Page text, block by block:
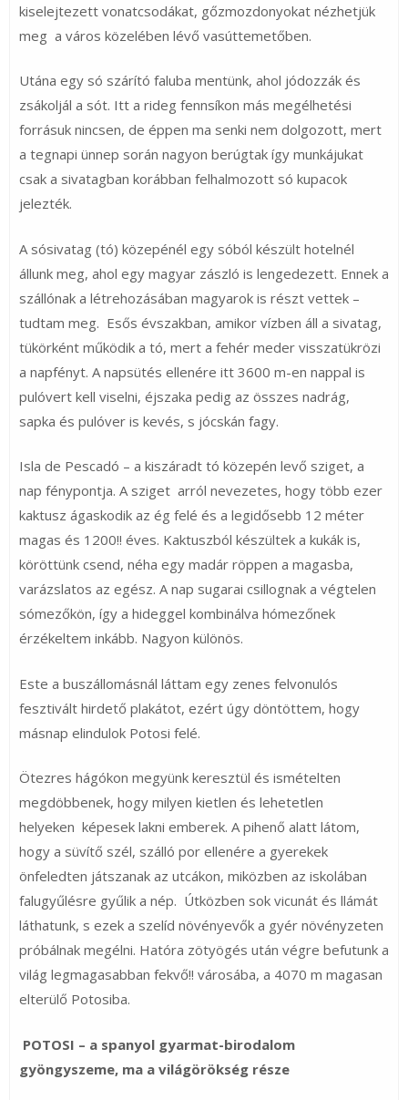
kiselejtezett vonatcsodákat, gőzmozdonyokat nézhetjük
meg a város közelében lévő vasúttemetőben.
Utána egy só szárító faluba mentünk, ahol jódozzák és
zsákoljál a sót. Itt a rideg fennsíkon más megélhetési
forrásuk nincsen, de éppen ma senki nem dolgozott, mert
a tegnapi ünnep során nagyon berúgtak így munkájukat
csak a sivatagban korábban felhalmozott só kupacok
jelezték.
A sósivatag (tó) közepénél egy sóból készült hotelnél
állunk meg, ahol egy magyar zászló is lengedezett. Ennek a
szállónak a létrehozásában magyarok is részt vettek –
tudtam meg. Esős évszakban, amikor vízben áll a sivatag,
tükörként működik a tó, mert a fehér meder visszatükrözi
a napfényt. A napsütés ellenére itt 3600 m-en nappal is
pulóvert kell viselni, éjszaka pedig az összes nadrág,
sapka és pulóver is kevés, s jócskán fagy.
Isla de Pescadó – a kiszáradt tó közepén levő sziget, a
nap fénypontja. A sziget arról nevezetes, hogy több ezer
kaktusz ágaskodik az ég felé és a legidősebb 12 méter
magas és 1200!! éves. Kaktuszból készültek a kukák is,
köröttünk csend, néha egy madár röppen a magasba,
varázslatos az egész. A nap sugarai csillognak a végtelen
sómezőkön, így a hideggel kombinálva hómezőnek
érzékeltem inkább. Nagyon különös.
Este a buszállomásnál láttam egy zenes felvonulós
fesztivált hirdető plakátot, ezért úgy döntöttem, hogy
másnap elindulok Potosi felé.
Ötezres hágókon megyünk keresztül és ismételten
megdöbbenek, hogy milyen kietlen és lehetetlen
helyeken képesek lakni emberek. A pihenő alatt látom,
hogy a süvítő szél, szálló por ellenére a gyerekek
önfeledten játszanak az utcákon, miközben az iskolában
falugyűlésre gyűlik a nép. Útközben sok vicunát és llámát
láthatunk, s ezek a szelíd növényevők a gyér növényzeten
próbálnak megélni. Hatóra zötyögés után végre befutunk a
világ legmagasabban fekvő!! városába, a 4070 m magasan
elterülő Potosiba.
POTOSI – a spanyol gyarmat-birodalom
gyöngyszeme, ma a világörökség része